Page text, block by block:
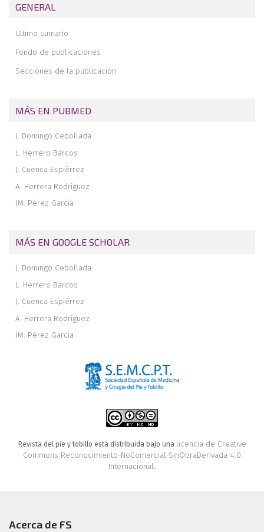
Sarcoma de Ewing extraesquelético en planta del pie: caso clínico
de un caso y revisión de la literatura
Objetivos de la cirugía del pie
GENERAL
Último sumario
Fondo de publicaciones
Secciones de la publicación
MÁS EN PUBMED
J. Domingo Cebollada
L. Herrero Barcos
J. Cuenca Espiérrez
A. Herrera Rodríguez
JM. Pérez García
MÁS EN GOOGLE SCHOLAR
J. Domingo Cebollada
L. Herrero Barcos
J. Cuenca Espiérrez
A. Herrera Rodríguez
JM. Pérez García
Revista del pie y tobillo está distribuida bajo una licencia de Creative
Commons Reconocimiento-NoComercial-SinObraDerivada 4.0
Internacional.
Acerca de FS